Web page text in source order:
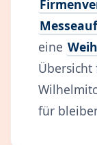
eine
für